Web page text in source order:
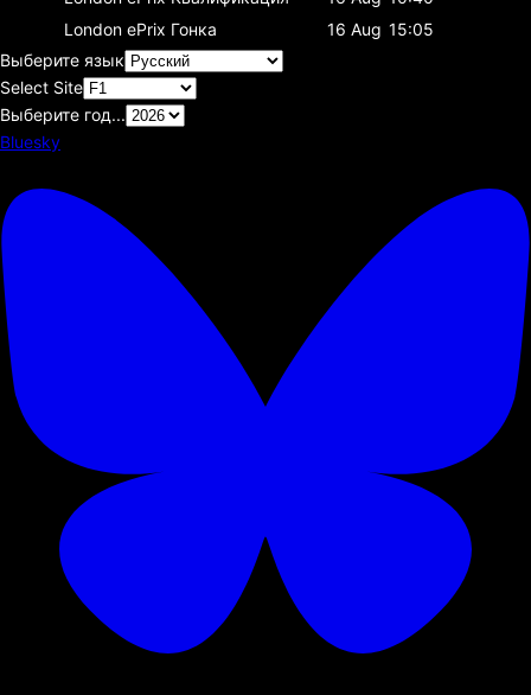
London ePrix Гонка 16 Aug 15:05
Выберите язык
Select Site
Выберите год...
Bluesky